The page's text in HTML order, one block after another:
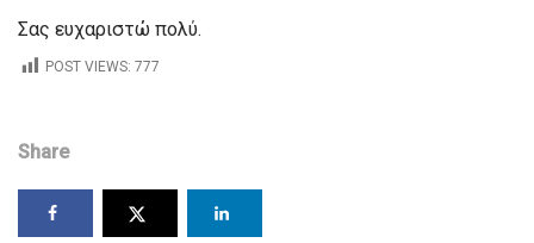
Σας ευχαριστώ πολύ.
POST VIEWS: 777
Share